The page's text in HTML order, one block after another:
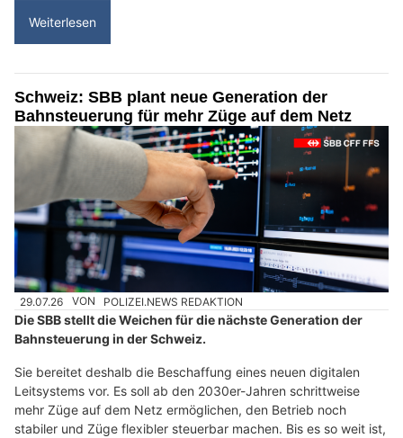
Weiterlesen
Schweiz: SBB plant neue Generation der
Bahnsteuerung für mehr Züge auf dem Netz
29.07.26 VON POLIZEI.NEWS REDAKTION
Die SBB stellt die Weichen für die nächste Generation der
Bahnsteuerung in der Schweiz.
Sie bereitet deshalb die Beschaffung eines neuen digitalen
Leitsystems vor. Es soll ab den 2030er-Jahren schrittweise
mehr Züge auf dem Netz ermöglichen, den Betrieb noch
stabiler und Züge flexibler steuerbar machen. Bis es so weit ist,